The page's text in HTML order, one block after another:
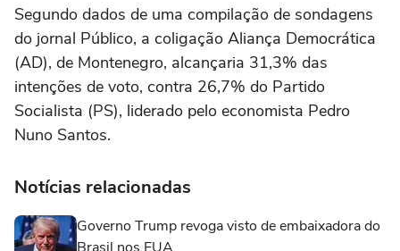
Segundo dados de uma compilação de sondagens
do jornal Público, a coligação Aliança Democrática
(AD), de Montenegro, alcançaria 31,3% das
intenções de voto, contra 26,7% do Partido
Socialista (PS), liderado pelo economista Pedro
Nuno Santos.
Notícias relacionadas
Governo Trump revoga visto de embaixadora do